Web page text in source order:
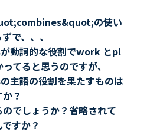
の使い
で、、、
動詞的な役割でwork とpl
てると思うのですが、
主語の役割を果たすものは
？
でしょうか？省略されて
すか？